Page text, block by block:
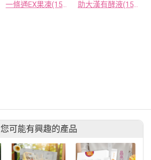
助大漢有酵液(15ml*15包/盒)
您可能有興趣的產品